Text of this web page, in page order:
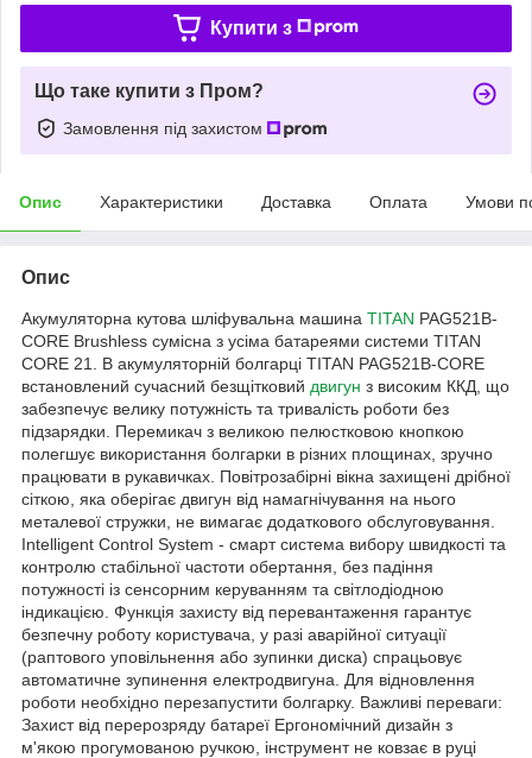
Купити з
Що таке купити з Пром?
Замовлення під захистом
Опис Характеристики Доставка Оплата Умови
Опис
Акумуляторна кутова шліфувальна машина TITAN PAG521B-
CORE Brushless сумісна з усіма батареями системи TITAN
CORE 21. В акумуляторній болгарці TITAN PAG521B-CORE
встановлений сучасний безщітковий двигун з високим ККД, що
забезпечує велику потужність та тривалість роботи без
підзарядки. Перемикач з великою пелюстковою кнопкою
полегшує використання болгарки в різних площинах, зручно
працювати в рукавичках. Повітрозабірні вікна захищені дрібної
сіткою, яка оберігає двигун від намагнічування на нього
металевої стружки, не вимагає додаткового обслуговування.
Intelligent Control System - смарт система вибору швидкості та
контролю стабільної частоти обертання, без падіння
потужності із сенсорним керуванням та світлодіодною
індикацією. Функція захисту від перевантаження гарантує
безпечну роботу користувача, у разі аварійної ситуації
(раптового уповільнення або зупинки диска) спрацьовує
автоматичне зупинення електродвигуна. Для відновлення
роботи необхідно перезапустити болгарку. Важливі переваги:
Захист від перерозряду батареї Ергономічний дизайн з
м'якою прогумованою ручкою, інструмент не ковзає в руці